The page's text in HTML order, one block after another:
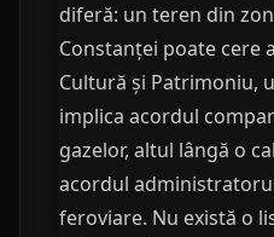
diferă: un teren din
Constanței poate cere
Cultură și Patrimoniu,
implica acordul
gazelor, altul lângă o
acordul
feroviare. Nu există o